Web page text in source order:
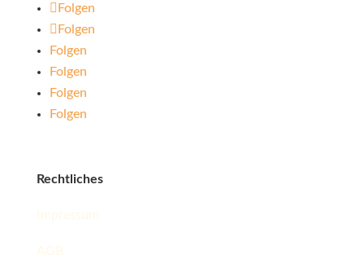
Folgen
Folgen
Folgen
Folgen
Folgen
Folgen
Rechtliches
Impressum
AGB